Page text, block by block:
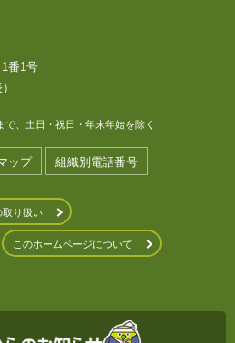
番1号
で、土日・祝日・年末年始を除く
ップ 組織別電話番号
取り扱い
このホームページについて